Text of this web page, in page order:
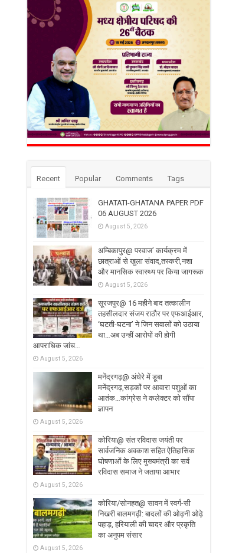
Recent Popular Comments Tags
GHATATI-GHATANA PAPER PDF
06 AUGUST 2026
August 5, 2026
अम्बिकापुर@ परवाज’ कार्यक्रम में
छात्राओं से खुला संवाद,तस्करी,नशा
और मानसिक स्वास्थ्य पर किया जागरूक
August 5, 2026
सूरजपुर@ 16 महीने बाद तत्कालीन
तहसीलदार संजय राठौर पर एफआईआर,
‘घटती-घटना’ ने जिन सवालों को उठाया
था…अब उन्हीं आरोपों की होगी
आपराधिक जांच…
August 5, 2026
मनेंद्रगढ़@ अंधेरे में डूबा
मनेंद्रगढ़,सड़कों पर आवारा पशुओं का
आतंक…कांग्रेस ने कलेक्टर को सौंपा
ज्ञापन
August 5, 2026
कोरिया@ संत रविदास जयंती पर
सार्वजनिक अवकाश सहित ऐतिहासिक
घोषणाओं के लिए मुख्यमंत्री का सर्व
रविदास समाज ने जताया आभार
August 5, 2026
कोरिया/सोनहत@ सावन में स्वर्ग-सी
निखरी बालमगढ़ी: बादलों की ओढ़नी ओढ़े
पहाड़, हरियाली की चादर और प्रकृति
का अनुपम संसार
August 5, 2026